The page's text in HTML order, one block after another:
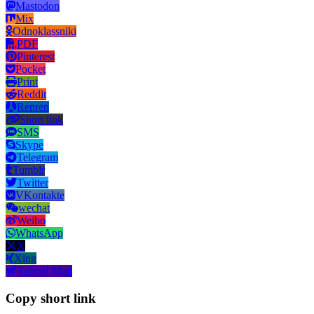
Mastodon
Mix
Odnoklassniki
PDF
Pinterest
Pocket
Print
Reddit
Renren
Short link
SMS
Skype
Telegram
Tumblr
Twitter
VKontakte
wechat
Weibo
WhatsApp
X
Xing
Yahoo! Mail
Copy short link